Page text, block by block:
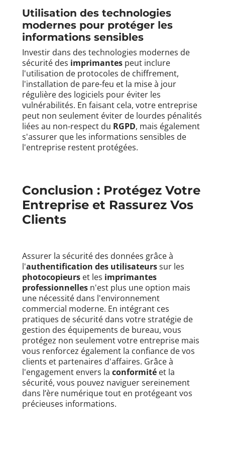
Utilisation des technologies
modernes pour protéger les
informations sensibles
Investir dans des technologies modernes de
sécurité des imprimantes peut inclure
l'utilisation de protocoles de chiffrement,
l'installation de pare-feu et la mise à jour
régulière des logiciels pour éviter les
vulnérabilités. En faisant cela, votre entreprise
peut non seulement éviter de lourdes pénalités
liées au non-respect du RGPD, mais également
s'assurer que les informations sensibles de
l'entreprise restent protégées.
Conclusion : Protégez Votre
Entreprise et Rassurez Vos
Clients
Assurer la sécurité des données grâce à
l'authentification des utilisateurssur les
photocopieurs et les imprimantes
professionnelles n'est plus une option mais
une nécessité dans l'environnement
commercial moderne. En intégrant ces
pratiques de sécurité dans votre stratégie de
gestion des équipements de bureau, vous
protégez non seulement votre entreprise mais
vous renforcez également la confiance de vos
clients et partenaires d'affaires. Grâce à
l'engagement envers la conformité et la
sécurité, vous pouvez naviguer sereinement
dans l’ère numérique tout en protégeant vos
précieuses informations.